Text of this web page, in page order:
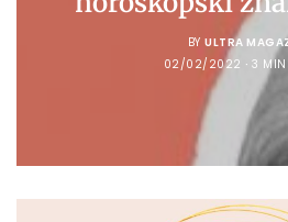
BY ULTRA
02/02/2022
3